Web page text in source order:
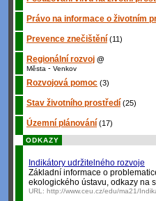
Právo na informace o životním
Prevence znečištění (11)
Regionální rozvoj @
Města - Venkov
Rozvojová pomoc (3)
Stav životního prostředí (25)
Územní plánování (17)
ODKAZY
Indikátory udržitelného rozvoje
Základní informace o
ekologického ústavu, odkazy na
URL: http://www.ceu.cz/edu/ma21/